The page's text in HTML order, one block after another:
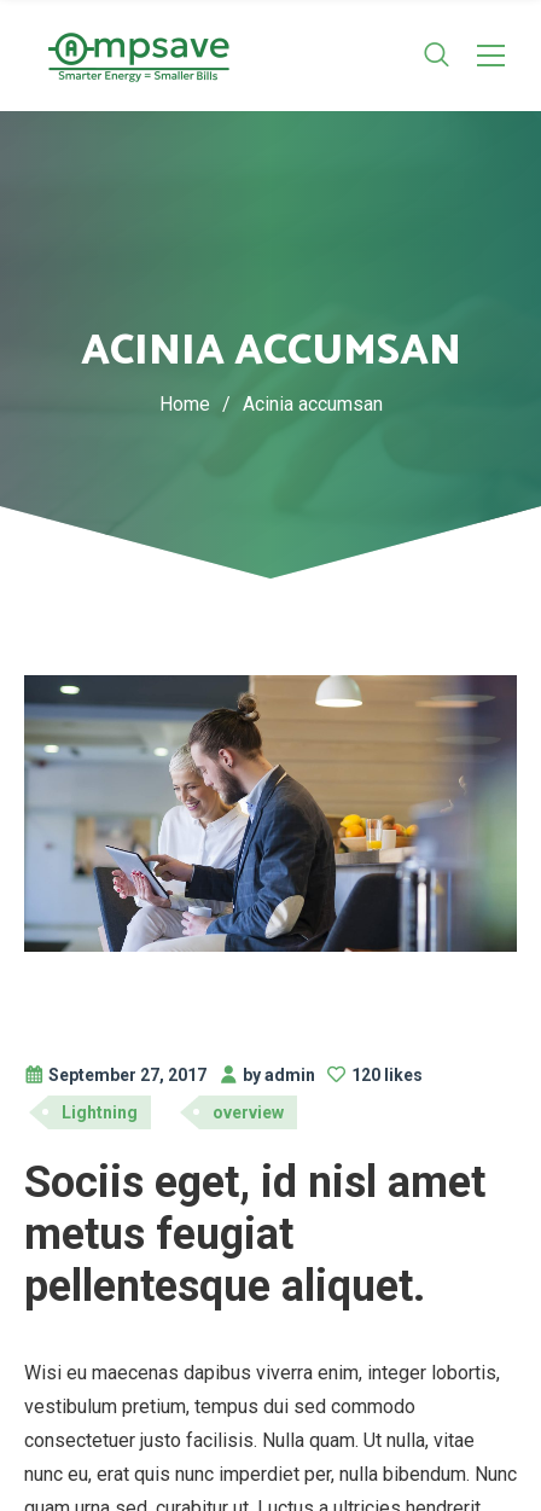
ACINIA ACCUMSAN
Home / Acinia accumsan
September 27, 2017 by admin
120 likes
Lightning
overview
Sociis eget, id nisl amet
metus feugiat
pellentesque aliquet.
Wisi eu maecenas dapibus viverra enim, integer lobortis,
vestibulum pretium, tempus dui sed commodo
consectetuer justo facilisis. Nulla quam. Ut nulla, vitae
nunc eu, erat quis nunc imperdiet per, nulla bibendum. Nunc